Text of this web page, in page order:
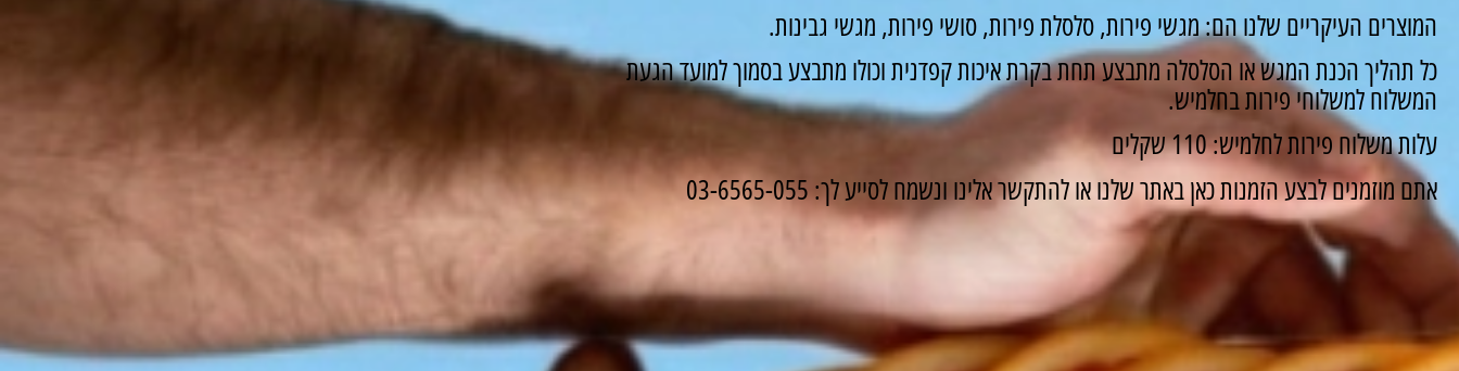
המוצרים העיקריים שלנו הם: מגשי פירות, סלסלת פירות, סושי פירות, מגשי גבינות.
כל תהליך הכנת המגש או הסלסלה מתבצע תחת בקרת איכות קפדנית וכולו מתבצע בסמוך למועד הגעת
המשלוח למשלוחי פירות בחלמיש.
עלות משלוח פירות לחלמיש: 110 שקלים
אתם מוזמנים לבצע הזמנות כאן באתר שלנו או להתקשר אלינו ונשמח לסייע לך: 03-6565-055